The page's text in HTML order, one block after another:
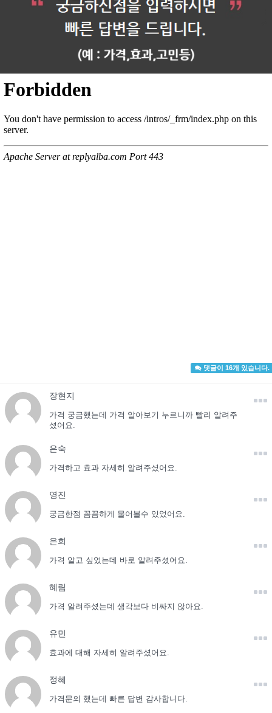
댓글이 16개 있습니다.
장현지
가격 궁금했는데 가격 알아보기 누르니까 빨리 알려주
셨어요.
은숙
가격하고 효과 자세히 알려주셨어요.
영진
궁금한점 꼼꼼하게 물어볼수 있었어요.
은희
가격 알고 싶었는데 바로 알려주셨어요.
혜림
가격 알려주셨는데 생각보다 비싸지 않아요.
유민
효과에 대해 자세히 알려주셨어요.
정혜
가격문의 했는데 빠른 답변 감사합니다.